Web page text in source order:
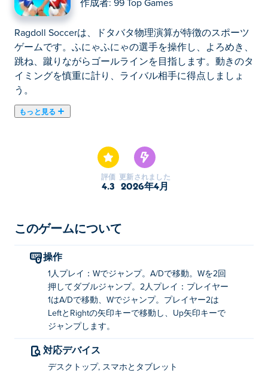
作成者: 99 Top Games
Ragdoll Soccerは、ドタバタ物理演算が特徴のスポーツ
ゲームです。ふにゃふにゃの選手を操作し、よろめき、
跳ね、蹴りながらゴールラインを目指します。動きのタ
イミングを慎重に計り、ライバル相手に得点しましょ
う。
もっと見る
グドール プレーヤーを操作して前後に移動し、ジャン
プして、ボールをゴールに打ち込みます。すべての試合
は、混沌を制覇しようとする楽しいチャレンジです。シ
ださい。あなたはこの狂気をコントロールして勝利のゴ
ラグドールサッカーの遊び方は？
1人のプレイヤー
ジャンプ: W
ダブルジャンプ: Wを2回押す
評価
4.3
更新されました
2026年4月
このゲームについて
操作
1人プレイ：Wでジャンプ。A/Dで移動。Wを2回
押してダブルジャンプ。2人プレイ：プレイヤー
1はA/Dで移動、Wでジャンプ。プレイヤー2は
LeftとRightの矢印キーで移動し、Up矢印キーで
ジャンプします。
対応デバイス
デスクトップ, スマホとタブレット